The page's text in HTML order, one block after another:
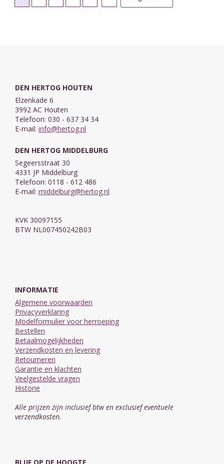
DEN HERTOG HOUTEN
Elzenkade 6
3992 AC Houten
Telefoon: 030 - 637 34 34
E-mail: info@hertog.nl
DEN HERTOG MIDDELBURG
Segeersstraat 30
4331 JP Middelburg
Telefoon: 0118 - 612 486
E-mail: middelburg@hertog.nl
KVK 30097155
BTW NL007450242B03
INFORMATIE
Algemene voorwaarden
Privacyverklaring
Modelformulier voor herroeping
Bestellen
Betaalmogelijkheden
Verzendkosten en levering
Retourneren
Garantie en klachten
Veelgestelde vragen
Historie
Alle prijzen zijn inclusief btw en exclusief eventuele
verzendkosten.